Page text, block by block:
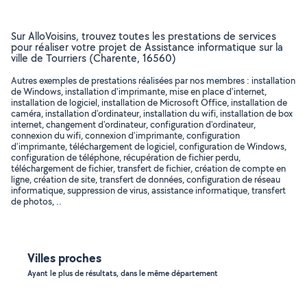
Sur AlloVoisins, trouvez toutes les prestations de services
pour réaliser votre projet de Assistance informatique sur la
ville de Tourriers (Charente, 16560)
Autres exemples de prestations réalisées par nos membres : installation
de Windows, installation d'imprimante, mise en place d'internet,
installation de logiciel, installation de Microsoft Office, installation de
caméra, installation d'ordinateur, installation du wifi, installation de box
internet, changement d'ordinateur, configuration d'ordinateur,
connexion du wifi, connexion d'imprimante, configuration
d'imprimante, téléchargement de logiciel, configuration de Windows,
configuration de téléphone, récupération de fichier perdu,
téléchargement de fichier, transfert de fichier, création de compte en
ligne, création de site, transfert de données, configuration de réseau
informatique, suppression de virus, assistance informatique, transfert
de photos, ..
Villes proches
Ayant le plus de résultats, dans le même département